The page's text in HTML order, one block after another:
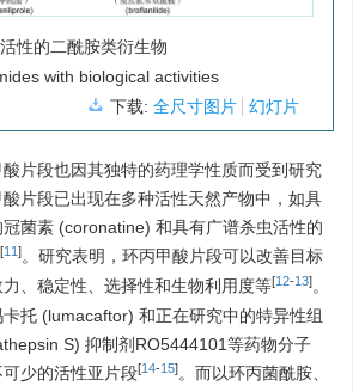
性的二酰胺类衍生物
with biological activities
下载: 全尺寸图片 幻灯片
片段也因其独特的药理学性质而受到研究
片段已出现在多种活性天然产物中，如具
菌素 (coronatine) 和具有广谱杀虫活性的
[11]。研究表明，环丙甲酸片段可以改善目标
、稳定性、选择性和生物利用度等[12-13]。
托 (lumacaftor) 和正在研究中的特异性组
S) 抑制剂RO5444101等药物分子
少的活性亚片段[14-15]。而以环丙菌酰胺、